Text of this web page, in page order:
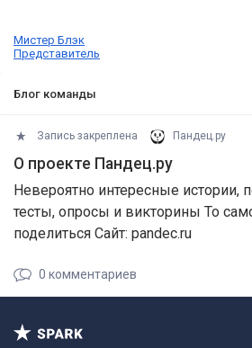
Мистер Блэк
Представитель
Блог команды
Запись закреплена Пандец.ру
О проекте Пандец.ру
Невероятно интересные истории,
тесты, опросы и викторины То
поделиться Сайт: pandec.ru
0 комментариев